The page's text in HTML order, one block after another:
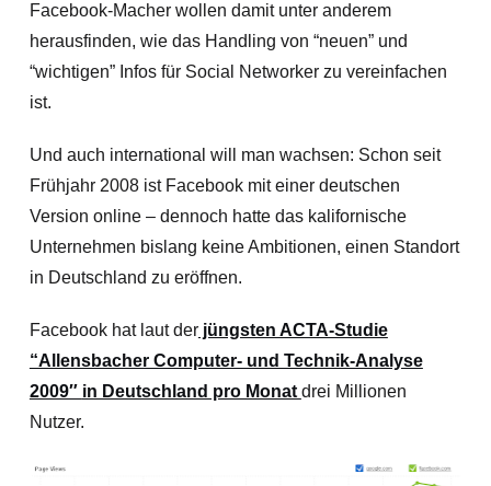
Facebook-Macher wollen damit unter anderem
herausfinden, wie das Handling von “neuen” und
“wichtigen” Infos für Social Networker zu vereinfachen
ist.
Und auch international will man wachsen: Schon seit
Frühjahr 2008 ist Facebook mit einer deutschen
Version online – dennoch hatte das kalifornische
Unternehmen bislang keine Ambitionen, einen Standort
in Deutschland zu eröffnen.
Facebook hat laut derjüngsten ACTA-Studie
“Allensbacher Computer- und Technik-Analyse
2009″ in Deutschland pro Monat drei Millionen
Nutzer.